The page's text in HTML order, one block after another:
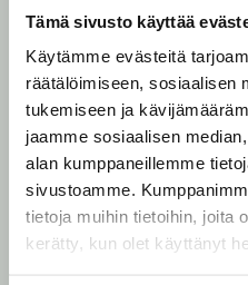
Tämä sivusto käyttää
Käytämme evästeitä
räätälöimiseen, sosiaalisen
tukemiseen ja
jaamme sosiaalisen
alan kumppaneillemme
sivustoamme.
tietoja muihin tietoihin, joita
kerätty, kun olet käyttänyt
la
A
u
k
e
a
a
u
u
e
l
e
e
a
t
A
u
k
e
a
a
Muut teokset
Marraskuu 2026